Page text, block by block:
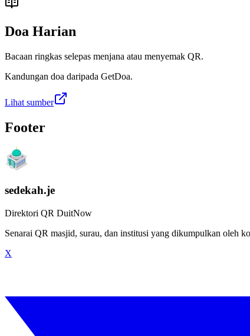
Doa Harian
Bacaan ringkas selepas menjana atau menyemak QR.
Kandungan doa daripada GetDoa.
Lihat sumber
Footer
sedekah.je
Direktori QR DuitNow
Senarai QR masjid, surau, dan institusi yang dikumpulkan oleh
X